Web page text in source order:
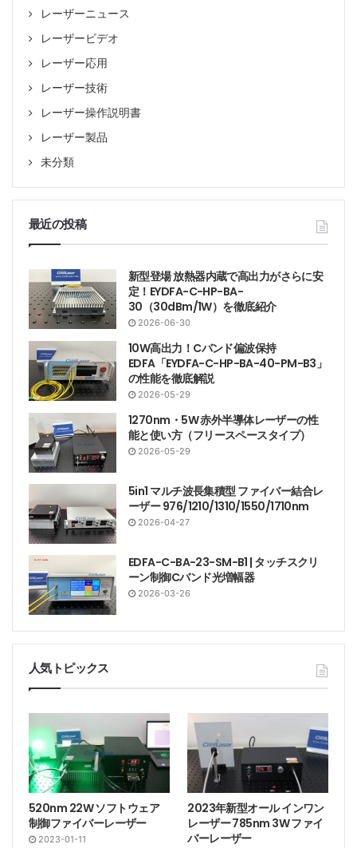
レーザーニュース
レーザービデオ
レーザー応用
レーザー技術
レーザー操作説明書
レーザー製品
未分類
最近の投稿
新型登場 放熱器内蔵で高出力がさらに安
定！EYDFA-C-HP-BA-
30（30dBm/1W）を徹底紹介
2026-06-30
10W高出力！Cバンド偏波保持
EDFA「EYDFA-C-HP-BA-40-PM-B3」
の性能を徹底解説
2026-05-29
1270nm・5W 赤外半導体レーザーの性
能と使い方（フリースペースタイプ）
2026-05-29
5in1 マルチ波長集積型 ファイバー結合レ
ーザー 976/1210/1310/1550/1710nm
2026-04-27
EDFA-C-BA-23-SM-B1 | タッチスクリ
ーン制御Cバンド光増幅器
2026-03-26
人気トピックス
520nm 22W ソフトウェア
制御ファイバーレーザー
2023-01-11
2023年新型オール インワン
レーザー 785nm 3W ファイ
バーレーザー